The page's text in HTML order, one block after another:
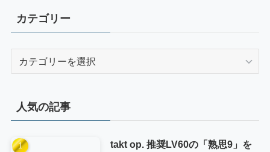
カテゴリー
ー
人気の記事
takt op. 推奨LV60の「熟思9」を